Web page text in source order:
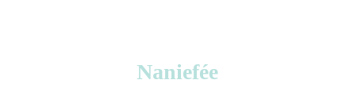
Naniefée